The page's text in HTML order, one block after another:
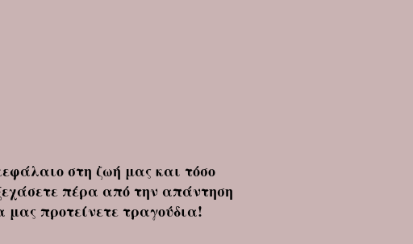
στη ζωή μας και τόσο
πέρα από την απάντηση
μας προτείνετε τραγούδια!